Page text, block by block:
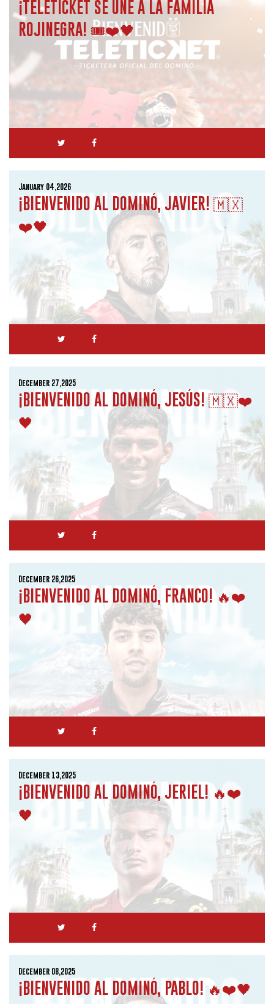
¡TELETICKET SE UNE A LA FAMILIA
ROJINEGRA! 🎟️❤️🖤
January 04,2026
¡BIENVENIDO AL DOMINÓ, JAVIER! 🇲🇽
❤️🖤
December 27,2025
¡BIENVENIDO AL DOMINÓ, JESÚS! 🇲🇽❤️
🖤
December 26,2025
¡BIENVENIDO AL DOMINÓ, FRANCO! 🔥❤️
🖤
December 13,2025
¡BIENVENIDO AL DOMINÓ, JERIEL! 🔥❤️
🖤
December 08,2025
¡BIENVENIDO AL DOMINÓ, PABLO! 🔥❤️🖤